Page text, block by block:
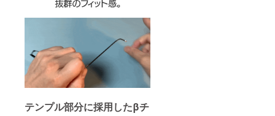
テンプル部分に採用したβチ